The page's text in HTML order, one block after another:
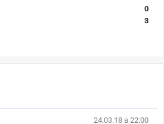
0
3
24.03.18 в 22:00